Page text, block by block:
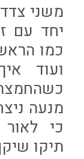
משני
יחד עם
כמו
ועוד
מנעה
כי
תיקו